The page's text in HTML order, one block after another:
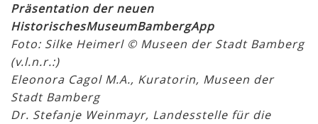
Präsentation der neuen
HistorischesMuseumBambergApp
Foto: Silke Heimerl © Museen der Stadt Bamberg
(v.l.n.r.:)
Eleonora Cagol M.A., Kuratorin, Museen der
Stadt Bamberg
Dr. Stefanje Weinmayr, Landesstelle für die